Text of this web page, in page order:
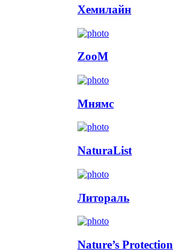
Хемилайн
ZooM
Мнямс
NaturaList
Литораль
Nature’s Protection